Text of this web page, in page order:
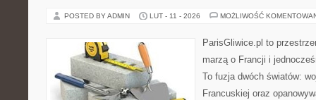
POSTED BY ADMIN LUT - 11 - 2026 MOŻLIWOŚĆ
ParisGliwice.pl to
marzą o Francji i
To fuzja dwóch światów:
Francuskiej oraz